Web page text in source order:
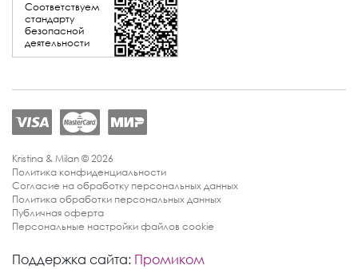
Соответствуем
стандарту
безопасной
деятельности
Kristina & Milan © 2026
Политика конфиденциальности
Согласие на обработку персональных данных
Политика обработки персональных данных
Публичная оферта
Персональные настройки файлов cookie
Поддержка сайта: Промиком